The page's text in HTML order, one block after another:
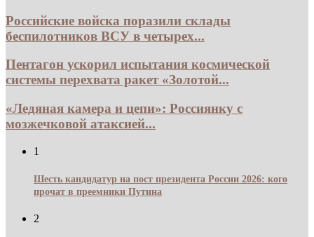
Российские войска поразили склады
беспилотников ВСУ в четырех...
Пентагон ускорил испытания космической
системы перехвата ракет «Золотой...
«Ледяная камера и цепи»: Россиянку с
мозжечковой атаксией...
1
Шесть кандидатур на пост президента России 2026: кого
прочат в преемники Путина
2